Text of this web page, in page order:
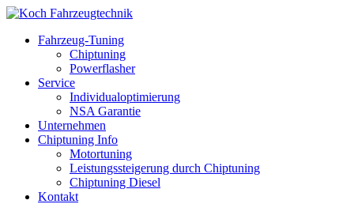
Fahrzeug-Tuning
Chiptuning
Powerflasher
Service
Individualoptimierung
NSA Garantie
Unternehmen
Chiptuning Info
Motortuning
Leistungssteigerung durch Chiptuning
Chiptuning Diesel
Kontakt